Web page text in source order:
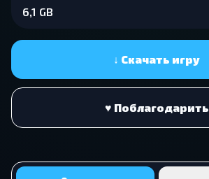
6,1 GB
↓ Скачать игру
♥ Поблагодарить